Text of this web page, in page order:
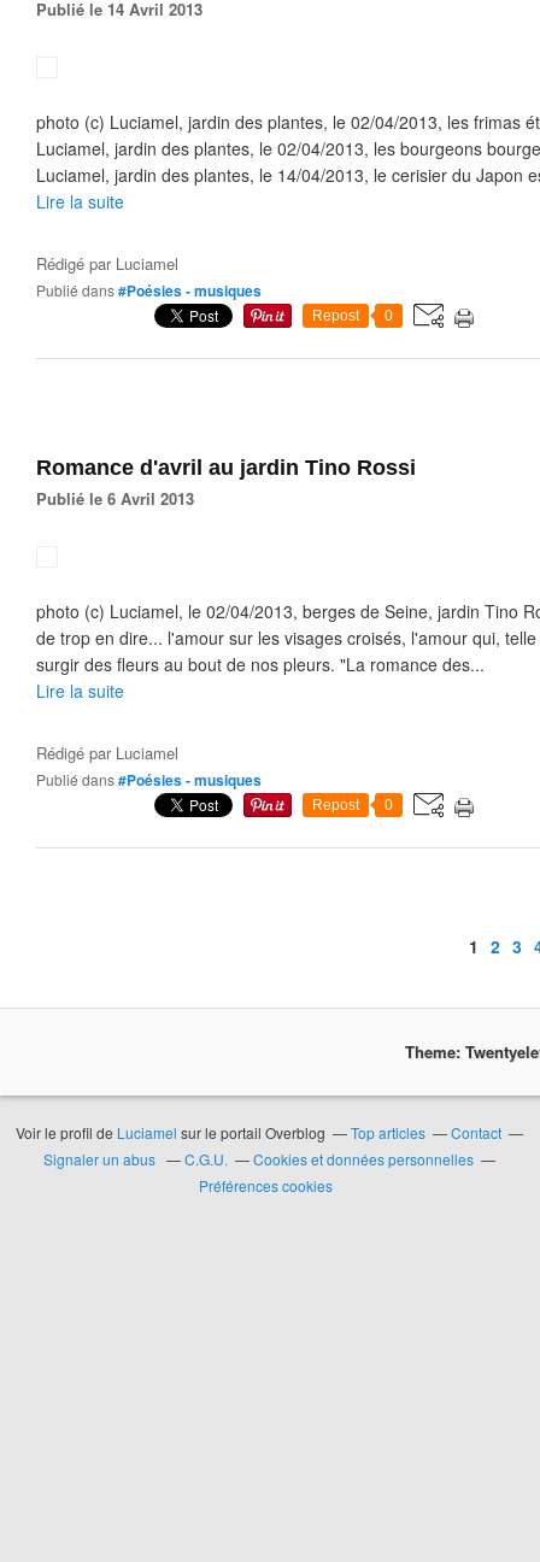
Publié le 14 Avril 2013
photo (c) Luciamel, jardin des plantes, le 02/04/2013, les frimas
Luciamel, jardin des plantes, le 02/04/2013, les bourgeons
Luciamel, jardin des plantes, le 14/04/2013, le cerisier du Japon
Lire la suite
Rédigé par Luciamel
Publié dans#Poésies - musiques
Repost 0
Romance d'avril au jardin Tino Rossi
Publié le 6 Avril 2013
photo (c) Luciamel, le 02/04/2013, berges de Seine, jardin Tino
de trop en dire... l'amour sur les visages croisés, l'amour qui,
surgir des fleurs au bout de nos pleurs. "La romance des...
Lire la suite
Rédigé par Luciamel
Publié dans#Poésies - musiques
Repost 0
1 2 3
Theme:
Voir le profil de Luciamel sur le portail Overblog Top articles
Contact
Signaler un abus
C.G.U.
Cookies et données personnelles
Préférences cookies